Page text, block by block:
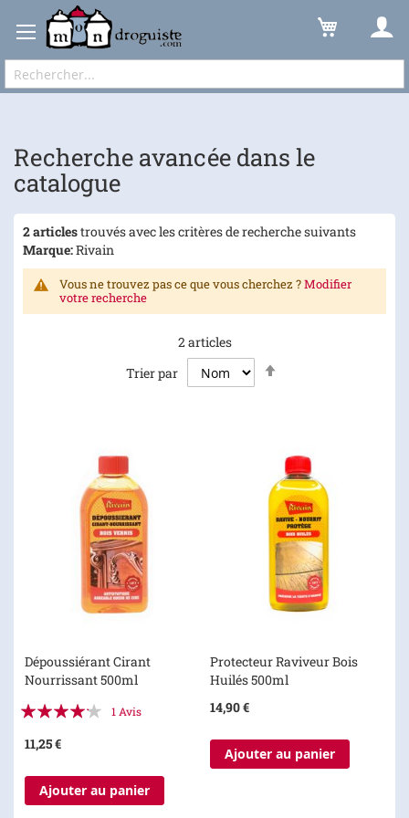
Expédition sous 48 à 72h et frais de port à partir de 6,90 € !
Recherche avancée dans le catalogue
Recherche avancée dans le
catalogue
2 articlestrouvés avec les critères de recherche suivants
Marque:Rivain
Vous ne trouvez pas ce que vous cherchez ?Modifier
votre recherche
2 articles
Trier par
Dépoussiérant Cirant
Nourrissant 500ml
Évaluation:
1 Avis
11,25 €
Ajouter au panier
Protecteur Raviveur Bois
Huilés 500ml
14,90 €
Ajouter au panier